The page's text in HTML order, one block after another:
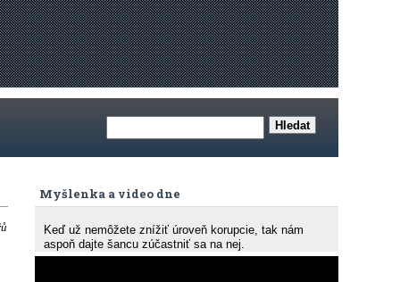
Myšlenka a video dne
Keď už nemôžete znížiť úroveň korupcie, tak nám
aspoň dajte šancu zúčastniť sa na nej.